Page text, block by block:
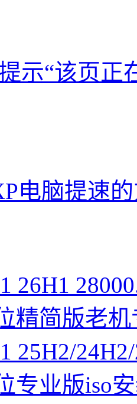
示“该页正
电脑提速
26H1
精简版老
25H2/
专业版iso